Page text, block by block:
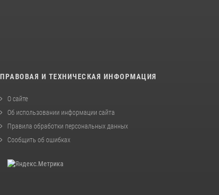
ПРАВОВАЯ И ТЕХНИЧЕСКАЯ ИНФОРМАЦИЯ
О сайте
Об использовании информации сайта
Правила обработки персональных данных
Сообщить об ошибках